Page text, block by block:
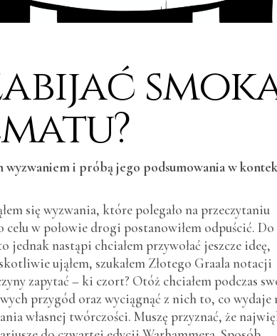
wyzwaniem i próbą jego podsumowania w
się wyzwania, które polegało na przeczytaniu
w połowie drogi postanowiłem odpuścić. Do
nastąpi chciałem przywołać jeszcze ideę,
ująłem, szukałem Złotego Graala notacji
zapytać – ki czort? Otóż chciałem podczas
przygód oraz wyciągnąć z nich to, co wydaje
własnej twórczości. Muszę przyznać, że